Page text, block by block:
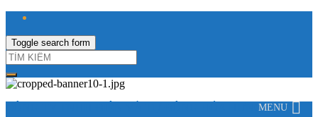
Toggle search form
CÔNG TY TNHH ĐIỆN VÀ TỰ ĐỘNG HÓA HƯNG LONG
MENU